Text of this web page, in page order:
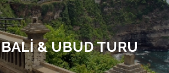
& UBUD TURU